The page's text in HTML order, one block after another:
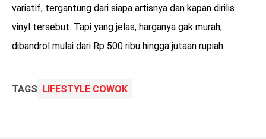
variatif, tergantung dari siapa artisnya dan kapan dirilis
vinyl tersebut. Tapi yang jelas, harganya gak murah,
dibandrol mulai dari Rp 500 ribu hingga jutaan rupiah.
TAGS LIFESTYLE COWOK